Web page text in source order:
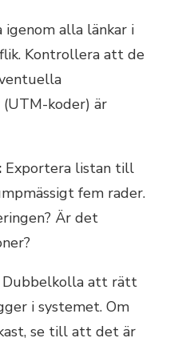
igenom alla länkar i
Kontrollera att de
koder) är
Exportera listan till
fem rader.
Är det
Dubbelkolla att rätt
i systemet. Om
se till att det är